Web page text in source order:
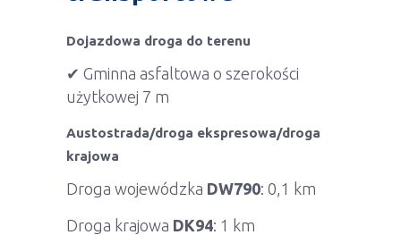
Dojazdowa droga do terenu
✔ Gminna asfaltowa o szerokości
użytkowej 7 m
Austostrada/droga ekspresowa/droga
krajowa
Droga wojewódzka DW790: 0,1 km
Droga krajowa DK94: 1 km